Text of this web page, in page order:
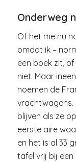
Onderweg
Of het me nu
omdat ik –
een boek zit,
niet. Maar
noemen de
vrachtwagens.
blijven als ze
eerste aire
en het is al 33
tafel vrij bij